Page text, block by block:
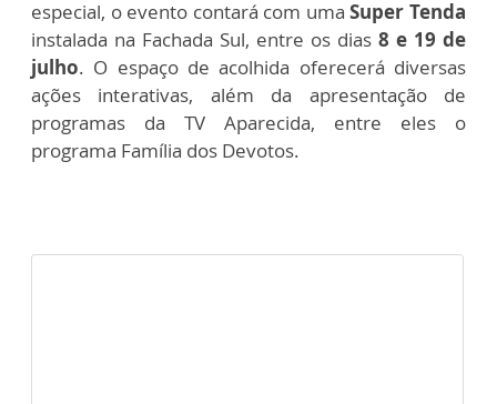
especial, o evento contará com uma Super Tenda
instalada na Fachada Sul, entre os dias 8 e 19 de
julho. O espaço de acolhida oferecerá diversas
ações interativas, além da apresentação de
programas da TV Aparecida, entre eles o
programa Família dos Devotos.